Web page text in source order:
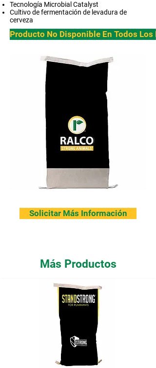
Tecnología Microbial Catalyst
Cultivo de fermentación de levadura de
cerveza
Producto No Disponible En Todos Los
Solicitar Más Información
Más Productos